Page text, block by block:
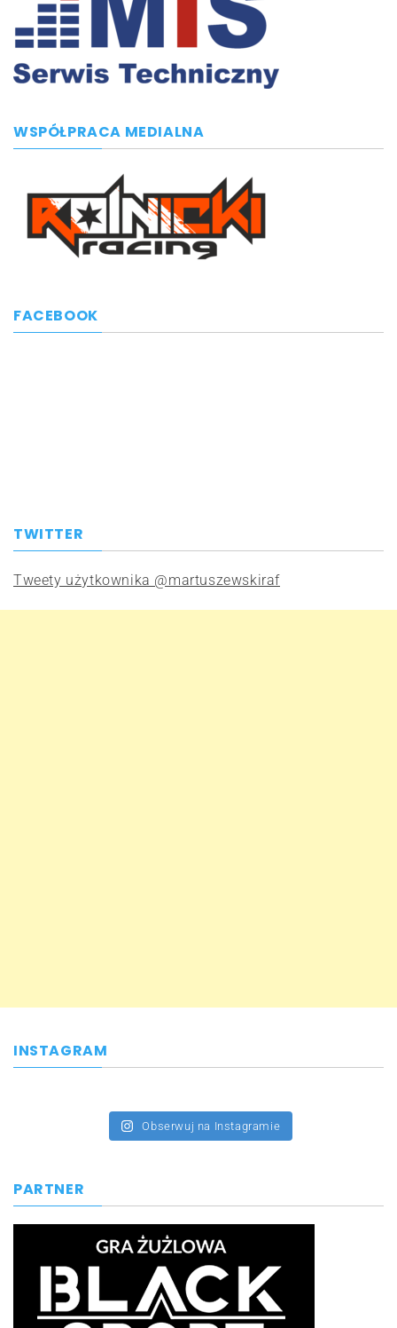
WSPÓŁPRACA MEDIALNA
FACEBOOK
TWITTER
Tweety użytkownika @martuszewskiraf
INSTAGRAM
Obserwuj na Instagramie
PARTNER